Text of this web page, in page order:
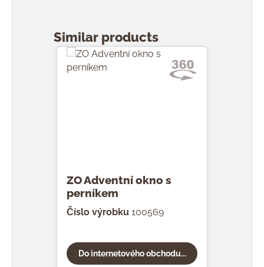
Similar products
ZO Adventní okno s
perníkem
Číslo výrobku 100569
Do internetového obchodu...